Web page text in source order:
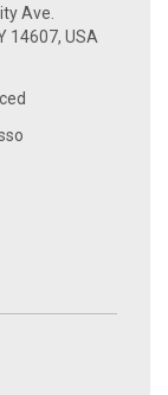
Ave.
14607, USA